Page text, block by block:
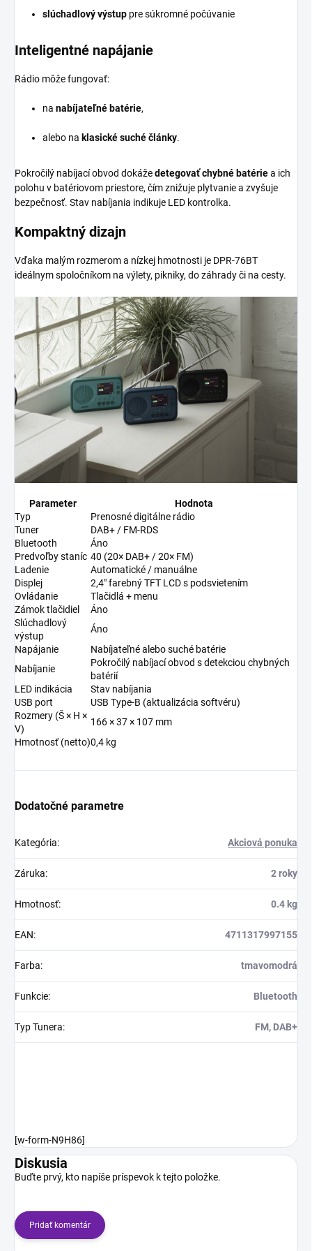
slúchadlový výstup pre súkromné počúvanie
Inteligentné napájanie
Rádio môže fungovať:
na nabíjateľné batérie,
alebo na klasické suché články.
Pokročilý nabíjací obvod dokážedetegovať chybné batériea ich
polohu v batériovom priestore, čím znižuje plytvanie a zvyšuje
bezpečnosť. Stav nabíjania indikuje LED kontrolka.
Kompaktný dizajn
Vďaka malým rozmerom a nízkej hmotnosti je DPR-76BT
ideálnym spoločníkom na výlety, pikniky, do záhrady či na cesty.
Parameter
Hodnota
Typ
Prenosné digitálne rádio
Tuner
DAB+ / FM-RDS
Bluetooth
Áno
Predvoľby staníc 40 (20× DAB+ / 20× FM)
Ladenie
Automatické / manuálne
Displej
2,4" farebný TFT LCD s podsvietením
Ovládanie
Tlačidlá + menu
Zámok tlačidiel
Áno
Slúchadlový
výstup
Áno
Napájanie
Nabíjateľné alebo suché batérie
Nabíjanie
Pokročilý nabíjací obvod s detekciou chybných
batérií
LED indikácia
Stav nabíjania
USB port
USB Type-B (aktualizácia softvéru)
Rozmery (Š × H ×
V)
166 × 37 × 107 mm
Hmotnosť (netto)0,4 kg
Dodatočné parametre
Kategória: Akciová ponuka
Záruka: 2 roky
Hmotnosť: 0.4 kg
EAN: 4711317997155
Farba: tmavomodrá
Funkcie: Bluetooth
Typ Tunera: FM, DAB+
[w-form-N9H86]
Diskusia
Buďte prvý, kto napíše príspevok k tejto položke.
Pridať komentár